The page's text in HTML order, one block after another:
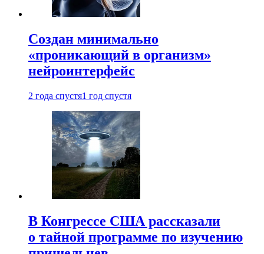
Создан минимально
«проникающий в организм»
нейроинтерфейс
2 года спустя1 год спустя
В Конгрессе США рассказали
о тайной программе по изучению